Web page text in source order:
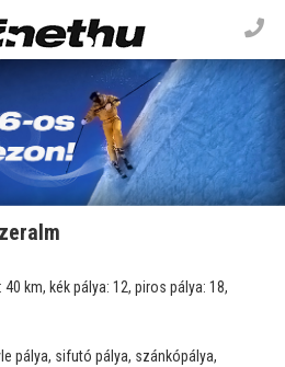
km, kék pálya: 12, piros pálya: 18,
pálya, sifutó pálya, szánkópálya,